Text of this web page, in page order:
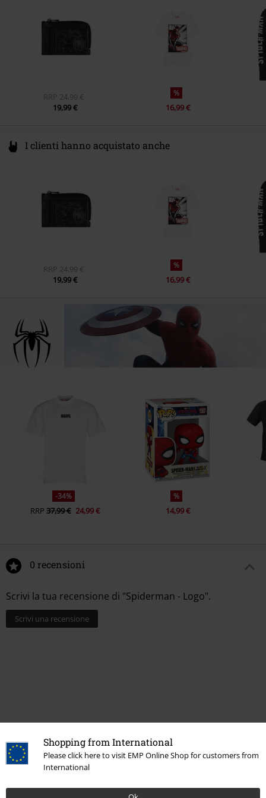
Shopping from International
Please click here to visit EMP Online Shop for customers from
International
RRP 24,99 €
19,99 €
%
16,99 €
I clienti hanno acquistato anche
RRP 24,99 €
19,99 €
%
16,99 €
-34%
RRP 37,99 € 24,99 €
%
14,99 €
0 recensioni
Scrivi la tua recensione di "Spiderman - Logo".
Scrivi una recensione
di sconto
Newsletter